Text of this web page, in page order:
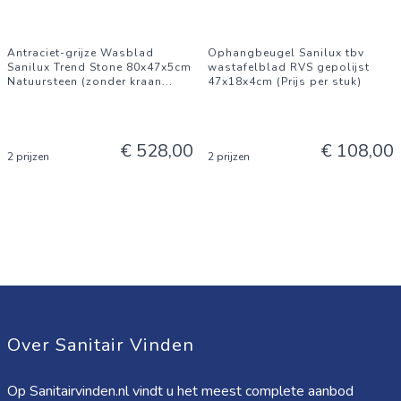
Antraciet-grijze Wasblad
Sanilux Trend Stone 80x47x5cm
Natuursteen (zonder kraan...
2 prijzen € 528,00
Ophangbeugel Sanilux tbv
wastafelblad RVS gepolijst
47x18x4cm (Prijs per stuk)
2 prijzen € 108,00
Over Sanitair Vinden
Op Sanitairvinden.nl vindt u het meest complete aanbod